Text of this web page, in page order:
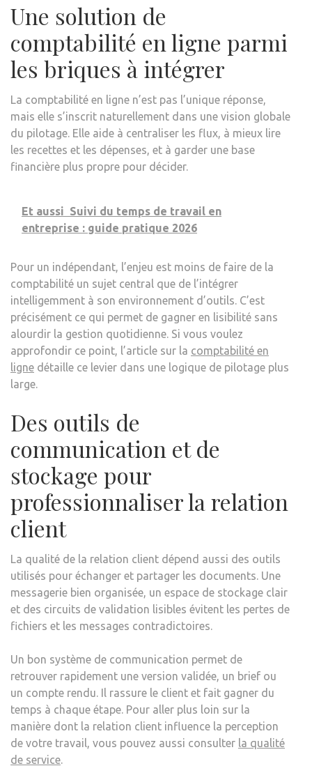
Une solution de
comptabilité en ligne parmi
les briques à intégrer
La comptabilité en ligne n’est pas l’unique réponse,
mais elle s’inscrit naturellement dans une vision globale
du pilotage. Elle aide à centraliser les flux, à mieux lire
les recettes et les dépenses, et à garder une base
financière plus propre pour décider.
Et aussi Suivi du temps de travail en
entreprise : guide pratique 2026
Pour un indépendant, l’enjeu est moins de faire de la
comptabilité un sujet central que de l’intégrer
intelligemment à son environnement d’outils. C’est
précisément ce qui permet de gagner en lisibilité sans
alourdir la gestion quotidienne. Si vous voulez
approfondir ce point, l’article sur la comptabilité en
ligne détaille ce levier dans une logique de pilotage plus
large.
Des outils de
communication et de
stockage pour
professionnaliser la relation
client
La qualité de la relation client dépend aussi des outils
utilisés pour échanger et partager les documents. Une
messagerie bien organisée, un espace de stockage clair
et des circuits de validation lisibles évitent les pertes de
fichiers et les messages contradictoires.
Un bon système de communication permet de
retrouver rapidement une version validée, un brief ou
un compte rendu. Il rassure le client et fait gagner du
temps à chaque étape. Pour aller plus loin sur la
manière dont la relation client influence la perception
de votre travail, vous pouvez aussi consulter la qualité
de service.